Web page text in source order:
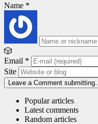
Name *
🎲
Email *
Site
Leave a Comment submitting...
Popular articles
Latest comments
Random articles